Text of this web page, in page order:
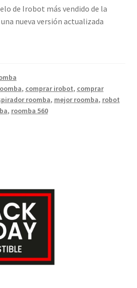
de Irobot más vendido de la
nueva versión actualizada
, comprar irobot, comprar
roomba, mejor roomba, robot
, roomba 560